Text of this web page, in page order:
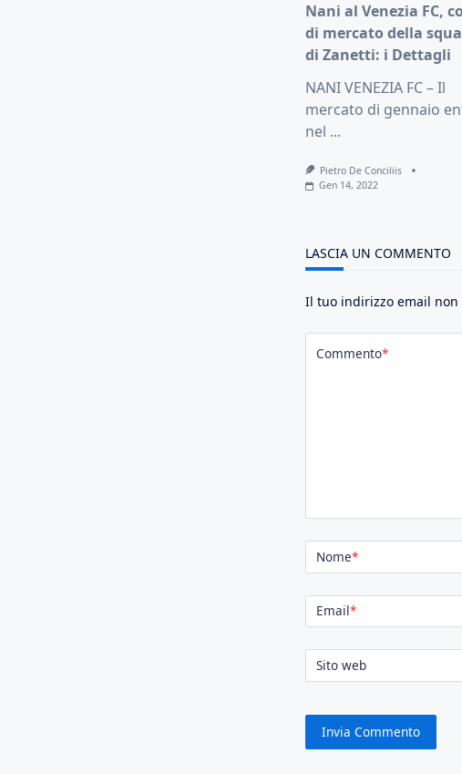
Nani al Venezia FC,
di mercato della
di Zanetti: i Dettagli
NANI VENEZIA FC – Il
mercato di gennaio
nel ...
Pietro De Conciliis
Gen 14, 2022
LASCIA UN COMMENTO
Il tuo indirizzo email non
Commento*
Nome*
Email*
Sito web